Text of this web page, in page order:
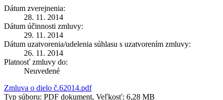
Dátum zverejnenia:
28. 11. 2014
Dátum účinnosti zmluvy:
29. 11. 2014
Dátum uzatvorenia/udelenia súhlasu s uzatvorením zmluvy:
26. 11. 2014
Platnosť zmluvy do:
Neuvedené
Zmluva o dielo č.62014.pdf
Typ súboru: PDF dokument, Veľkosť: 6,28 MB